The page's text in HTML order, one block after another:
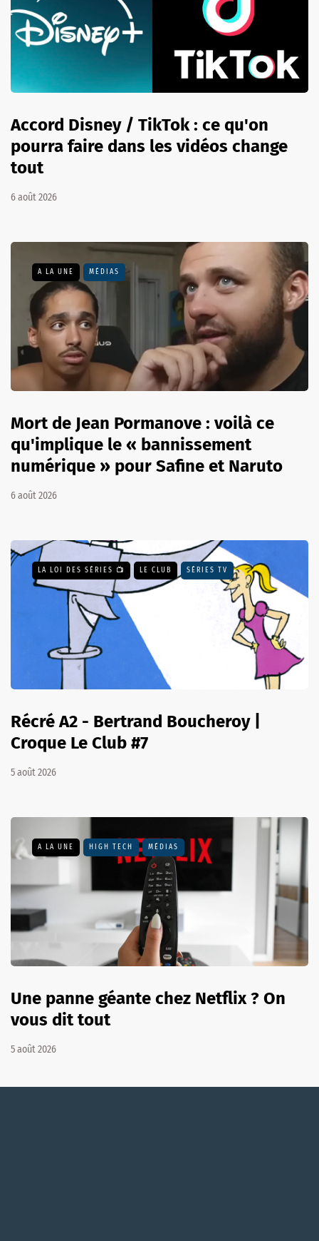
Accord Disney / TikTok : ce qu'on
pourra faire dans les vidéos change
tout
6 août 2026
A LA UNE MÉDIAS
Mort de Jean Pormanove : voilà ce
qu'implique le « bannissement
numérique » pour Safine et Naruto
6 août 2026
LA LOI DES SÉRIES 📺 LE CLUB SÉRIES TV
Récré A2 - Bertrand Boucheroy |
Croque Le Club #7
5 août 2026
A LA UNE HIGH TECH MÉDIAS
Une panne géante chez Netflix ? On
vous dit tout
5 août 2026